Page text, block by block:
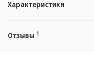
Характеристики
Отзывы 1